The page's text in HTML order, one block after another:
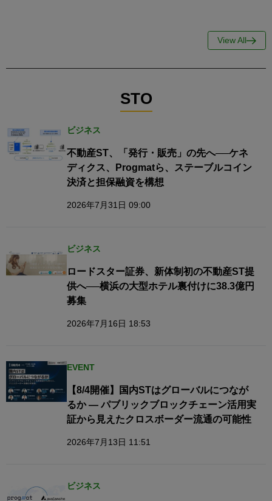
View All
STO
ビジネス
不動産ST、「発行・販売」の先へ──ケネ
ディクス、Progmatら、ステーブルコイン
決済と担保融資を構想
2026年7月31日 09:00
ビジネス
ロードスター証券、新体制初の不動産ST提
供へ──横浜の大型ホテル裏付けに38.3億円
募集
2026年7月16日 18:53
EVENT
【8/4開催】国内STはグローバルにつなが
るか — パブリックブロックチェーン活用実
証から見えたクロスボーダー流通の可能性
2026年7月13日 11:51
ビジネス